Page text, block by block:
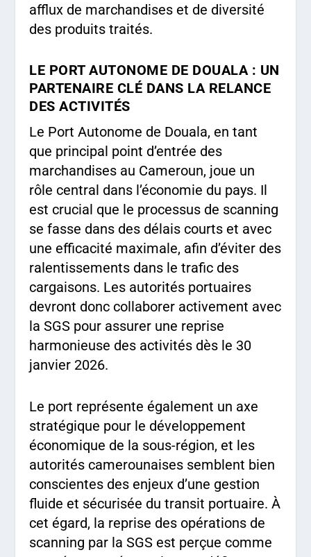
afflux de marchandises et de diversité
des produits traités.
LE PORT AUTONOME DE DOUALA : UN
PARTENAIRE CLÉ DANS LA RELANCE
DES ACTIVITÉS
Le Port Autonome de Douala, en tant
que principal point d’entrée des
marchandises au Cameroun, joue un
rôle central dans l’économie du pays. Il
est crucial que le processus de scanning
se fasse dans des délais courts et avec
une efficacité maximale, afin d’éviter des
ralentissements dans le trafic des
cargaisons. Les autorités portuaires
devront donc collaborer activement avec
la SGS pour assurer une reprise
harmonieuse des activités dès le 30
janvier 2026.
Le port représente également un axe
stratégique pour le développement
économique de la sous-région, et les
autorités camerounaises semblent bien
conscientes des enjeux d’une gestion
fluide et sécurisée du transit portuaire. À
cet égard, la reprise des opérations de
scanning par la SGS est perçue comme